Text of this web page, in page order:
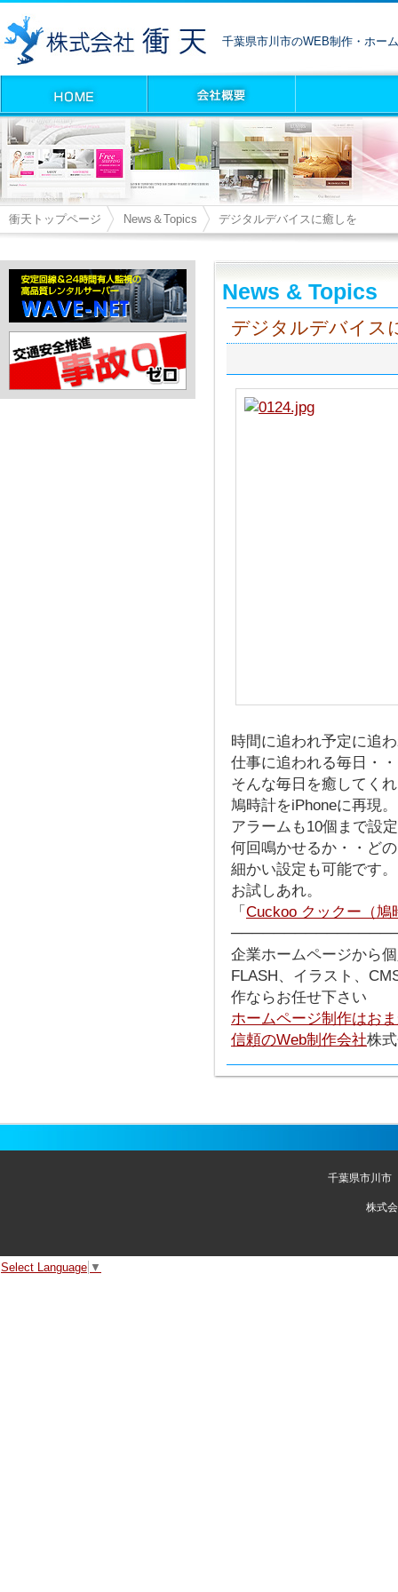
千葉県市川市のWEB制作・ホー
衝天トップページ News＆Topics デジタルデバイスに癒しを
News & Topics
デジタルデバイス
時間に追われ予定に追
仕事に追われる毎日・・
そんな毎日を癒してく
鳩時計をiPhoneに再現。
アラームも10個まで設
何回鳴かせるか・・ど
細かい設定も可能です。
お試しあれ。
「 Cuckoo クックー（鳩
企業ホームページから
FLASH、イラスト、
作ならお任せ下さい
ホームページ制作はお
信頼のWeb制作会社株
千葉県市川市
株式
Select Language ▼